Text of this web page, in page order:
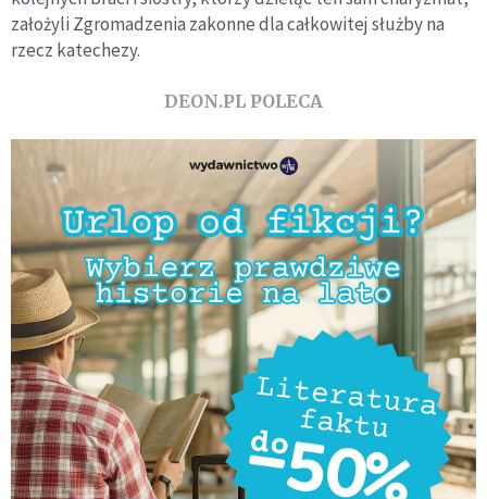
założyli Zgromadzenia zakonne dla całkowitej służby na
rzecz katechezy.
DEON.PL POLECA